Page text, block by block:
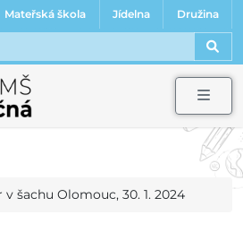
Mateřská škola Jídelna Družina
v šachu Olomouc, 30. 1. 2024